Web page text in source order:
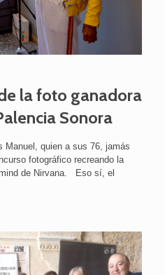
la foto ganadora
Sonora
Manuel, quien a sus 76, jamás
fotográfico recreando la
de Nirvana. Eso sí, el